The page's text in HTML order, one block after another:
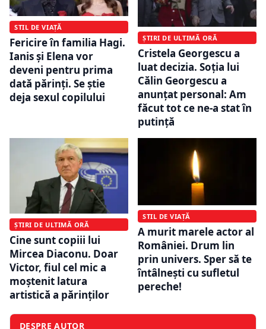
STIL DE VIAȚĂ
Fericire în familia Hagi.
Ianis și Elena vor
deveni pentru prima
dată părinți. Se știe
deja sexul copilului
ȘTIRI DE ULTIMĂ ORĂ
Cristela Georgescu a
luat decizia. Soția lui
Călin Georgescu a
anunțat personal: Am
făcut tot ce ne-a stat în
putinţă
ȘTIRI DE ULTIMĂ ORĂ
Cine sunt copiii lui
Mircea Diaconu. Doar
Victor, fiul cel mic a
moștenit latura
artistică a părinților
STIL DE VIAȚĂ
A murit marele actor al
României. Drum lin
prin univers. Sper să te
întâlnești cu sufletul
pereche!
DESPRE AUTOR